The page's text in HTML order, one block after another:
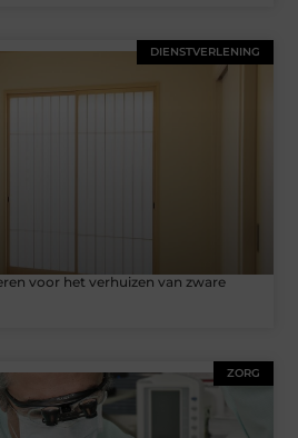
DIENSTVERLENING
voor het verhuizen van zware
ZORG